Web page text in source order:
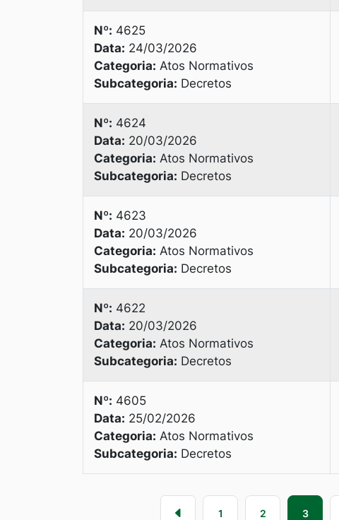
Nº: 4625
Data: 24/03/2026
Categoria: Atos Normativos
Subcategoria: Decretos
Nº: 4624
Data: 20/03/2026
Categoria: Atos Normativos
Subcategoria: Decretos
Nº: 4623
Data: 20/03/2026
Categoria: Atos Normativos
Subcategoria: Decretos
Nº: 4622
Data: 20/03/2026
Categoria: Atos Normativos
Subcategoria: Decretos
Nº: 4605
Data: 25/02/2026
Categoria: Atos Normativos
Subcategoria: Decretos
1 2 3